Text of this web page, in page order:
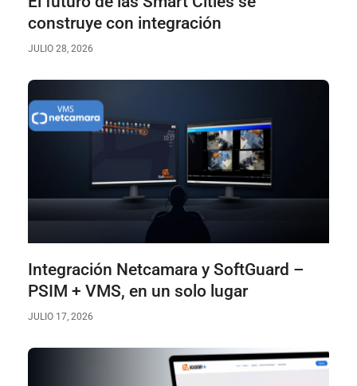
construye con integración
JULIO 28, 2026
Integración Netcamara y SoftGuard –
PSIM + VMS, en un solo lugar
JULIO 17, 2026